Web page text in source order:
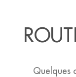
Quelques